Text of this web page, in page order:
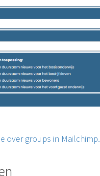
over groups in Mailchimp.